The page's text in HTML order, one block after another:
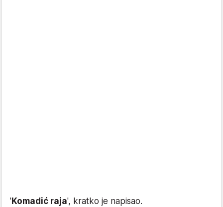
'Komadić raja', kratko je napisao.